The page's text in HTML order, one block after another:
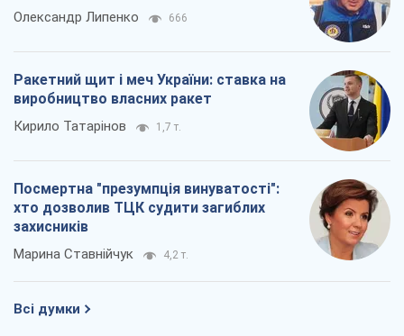
Олександр Липенко 666
Ракетний щит і меч України: ставка на
виробництво власних ракет
Кирило Татарінов 1,7 т.
Посмертна "презумпція винуватості":
хто дозволив ТЦК судити загиблих
захисників
Марина Ставнійчук 4,2 т.
Всі думки